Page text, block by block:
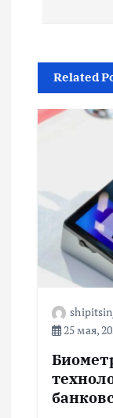
ц
и
о
з
Related
25 мая,